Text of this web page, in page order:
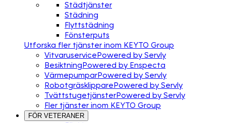
Städtjänster
Städning
Flyttstädning
Fönsterputs
Utforska fler tjänster inom KEYTO Group
VitvaruservicePowered by Servly
BesiktningPowered by Enspecta
VärmepumparPowered by Servly
RobotgräsklipparePowered by Servly
TvättstugetjänsterPowered by Servly
Fler tjänster inom KEYTO Group
FÖR VETERANER